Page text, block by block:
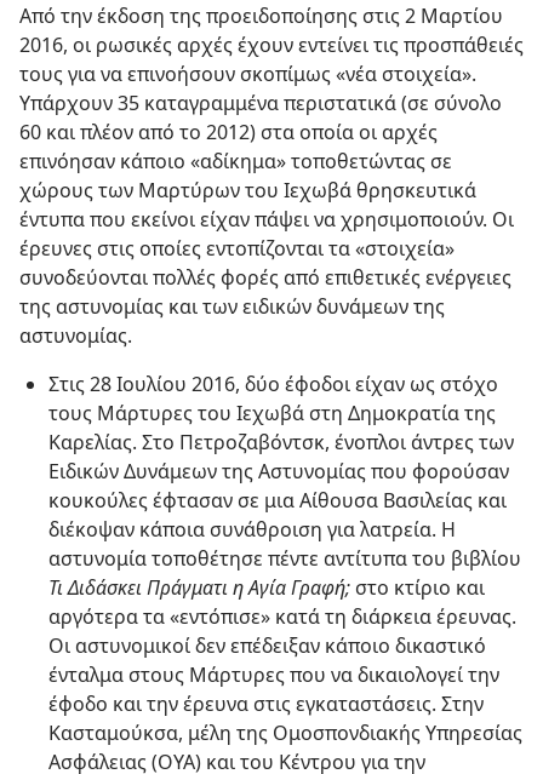
Από την έκδοση της προειδοποίησης στις 2 Μαρτίου
2016, οι ρωσικές αρχές έχουν εντείνει τις προσπάθειές
τους για να επινοήσουν σκοπίμως «νέα στοιχεία».
Υπάρχουν 35 καταγραμμένα περιστατικά (σε σύνολο
60 και πλέον από το 2012) στα οποία οι αρχές
επινόησαν κάποιο «αδίκημα» τοποθετώντας σε
χώρους των Μαρτύρων του Ιεχωβά θρησκευτικά
έντυπα που εκείνοι είχαν πάψει να χρησιμοποιούν. Οι
έρευνες στις οποίες εντοπίζονται τα «στοιχεία»
συνοδεύονται πολλές φορές από επιθετικές ενέργειες
της αστυνομίας και των ειδικών δυνάμεων της
αστυνομίας.
Στις 28 Ιουλίου 2016, δύο έφοδοι είχαν ως στόχο
τους Μάρτυρες του Ιεχωβά στη Δημοκρατία της
Καρελίας. Στο Πετροζαβόντσκ, ένοπλοι άντρες των
Ειδικών Δυνάμεων της Αστυνομίας που φορούσαν
κουκούλες έφτασαν σε μια Αίθουσα Βασιλείας και
διέκοψαν κάποια συνάθροιση για λατρεία. Η
αστυνομία τοποθέτησε πέντε αντίτυπα του βιβλίου
Τι Διδάσκει Πράγματι η Αγία Γραφή; στο κτίριο και
αργότερα τα «εντόπισε» κατά τη διάρκεια έρευνας.
Οι αστυνομικοί δεν επέδειξαν κάποιο δικαστικό
ένταλμα στους Μάρτυρες που να δικαιολογεί την
έφοδο και την έρευνα στις εγκαταστάσεις. Στην
Κασταμούκσα, μέλη της Ομοσπονδιακής Υπηρεσίας
Ασφάλειας (ΟΥΑ) και του Κέντρου για την